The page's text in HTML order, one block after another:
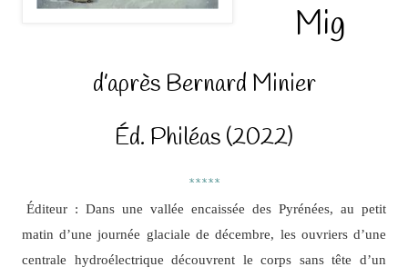
Mig
d’après Bernard Minier
Éd. Philéas (2022)
*****
Éditeur : Dans une vallée encaissée des Pyrénées, au petit
matin d’une journée glaciale de décembre, les ouvriers d’une
centrale hydroélectrique découvrent le corps sans tête d’un